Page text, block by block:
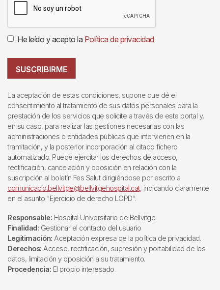
He leído y acepto la Política de privacidad
SUSCRIBIRME
La aceptación de estas condiciones, supone que dé el
consentimiento al tratamiento de sus datos personales para la
prestación de los servicios que solicite a través de este portal y,
en su caso, para realizar las gestiones necesarias con las
administraciones o entidades públicas que intervienen en la
tramitación, y la posterior incorporación al citado fichero
automatizado. Puede ejercitar los derechos de acceso,
rectificación, cancelación y oposición en relación con la
suscripción al boletín Fes Salut dirigiéndose por escrito a
comunicacio.bellvitge@bellvitgehospital.cat, indicando claramente
en el asunto "Ejercicio de derecho LOPD".
Responsable: Hospital Universitario de Bellvitge.
Finalidad: Gestionar el contacto del usuario
Legitimación: Aceptación expresa de la política de privacidad.
Derechos: Acceso, rectificación, supresión y portabilidad de los
datos, limitación y oposición a su tratamiento.
Procedencia: El propio interesado.